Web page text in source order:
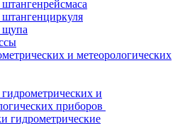
щупа
и метеорологических
и
приборов
гидрометрические